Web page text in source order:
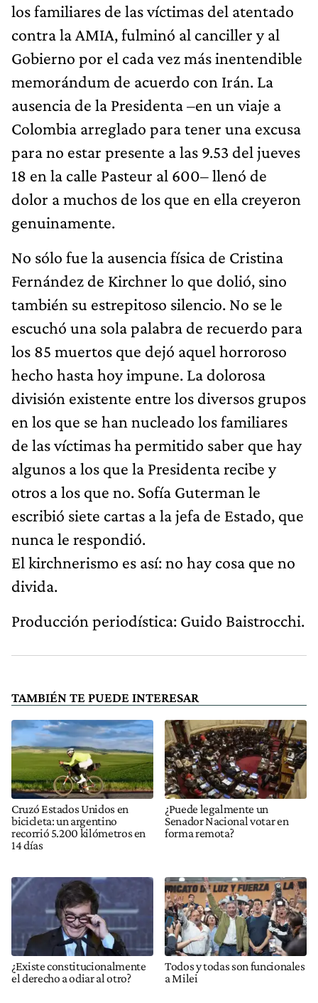
los familiares de las víctimas del atentado
contra la AMIA, fulminó al canciller y al
Gobierno por el cada vez más inentendible
memorándum de acuerdo con Irán. La
ausencia de la Presidenta –en un viaje a
Colombia arreglado para tener una excusa
para no estar presente a las 9.53 del jueves
18 en la calle Pasteur al 600– llenó de
dolor a muchos de los que en ella creyeron
genuinamente.
No sólo fue la ausencia física de Cristina
Fernández de Kirchner lo que dolió, sino
también su estrepitoso silencio. No se le
escuchó una sola palabra de recuerdo para
los 85 muertos que dejó aquel horroroso
hecho hasta hoy impune. La dolorosa
división existente entre los diversos grupos
en los que se han nucleado los familiares
de las víctimas ha permitido saber que hay
algunos a los que la Presidenta recibe y
otros a los que no. Sofía Guterman le
escribió siete cartas a la jefa de Estado, que
nunca le respondió.
El kirchnerismo es así: no hay cosa que no
divida.
Producción periodística: Guido Baistrocchi.
TAMBIÉN TE PUEDE INTERESAR
Cruzó Estados Unidos en
bicicleta: un argentino
recorrió 5.200 kilómetros en
14 días
¿Puede legalmente un
Senador Nacional votar en
forma remota?
¿Existe constitucionalmente
el derecho a odiar al otro?
Todos y todas son funcionales
a Milei